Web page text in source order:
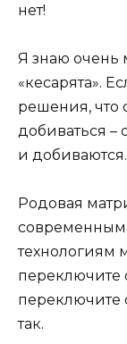
нет!
Я знаю очень
«кесарята».
решения, что
добиваться
и добиваются.
Родовая
современным
технологиям
переключите
переключите
так.